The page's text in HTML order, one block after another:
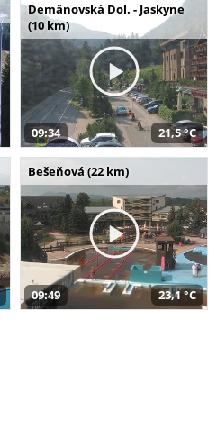
Demänovská Dol. - Jaskyne
(10 km)
09:34 21,5 °C
Bešeňová (22 km)
09:49 23,1 °C